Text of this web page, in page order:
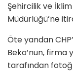
Şehircilik ve
Müdürlüğü’ne
Öte yandan
Beko’nun, firma
tarafından